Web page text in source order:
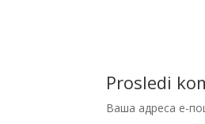
Prosledi
Ваша адреса е-